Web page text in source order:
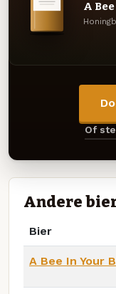
A
Of
Andere
Bier
A Bee In Your